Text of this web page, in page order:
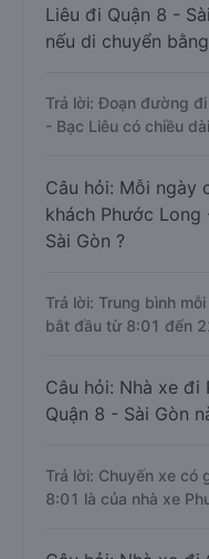
Liêu đi Quận 8 -
nếu di chuyển
Trả lời: Đoạn đường
- Bạc Liêu có chiều
Câu hỏi: Mỗi ngày
khách Phước
Sài Gòn ?
Trả lời: Trung bình
bắt đầu từ 8:01 đến
Câu hỏi: Nhà xe đi
Quận 8 - Sài Gòn
Trả lời: Chuyến xe có
8:01 là của nhà xe